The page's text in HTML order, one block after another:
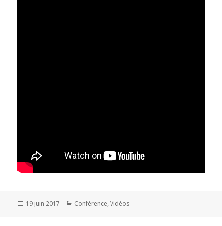
Publié
19 juin 2017 Catégories
Conférence,Vidéos